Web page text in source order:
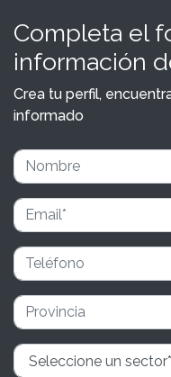
Completa el
información
Crea tu perfil,
informado